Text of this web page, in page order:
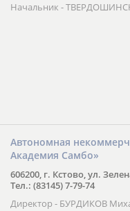
Начальник -
Автономная
Академия Самбо»
606200, г. Кстово, ул.
Тел.: (83145) 7-79-74
Директор - БУРДИКОВ